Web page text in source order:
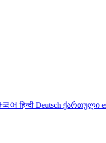
국어हिन्दी Deutsch ქართული